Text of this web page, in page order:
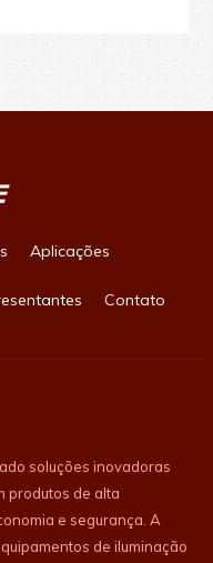
Aplicações
Contato
soluções inovadoras
produtos de alta
e segurança. A
de iluminação